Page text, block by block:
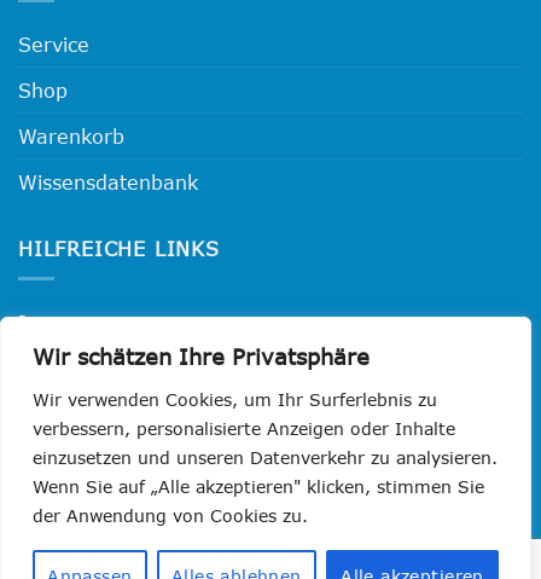
Wir schätzen Ihre Privatsphäre
Wir verwenden Cookies, um Ihr Surferlebnis zu
verbessern, personalisierte Anzeigen oder Inhalte
einzusetzen und unseren Datenverkehr zu analysieren.
Wenn Sie auf „Alle akzeptieren" klicken, stimmen Sie
der Anwendung von Cookies zu.
Service
Shop
Warenkorb
Wissensdatenbank
HILFREICHE LINKS
Impressum
Datenschutzerklärung
Widerrufsbelehrung
AGB
Visa PayPal MasterCardCash
GiroPayKlarna